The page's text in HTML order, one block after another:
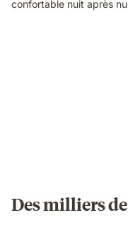
confortable nuit après
fibrous
Des milliers